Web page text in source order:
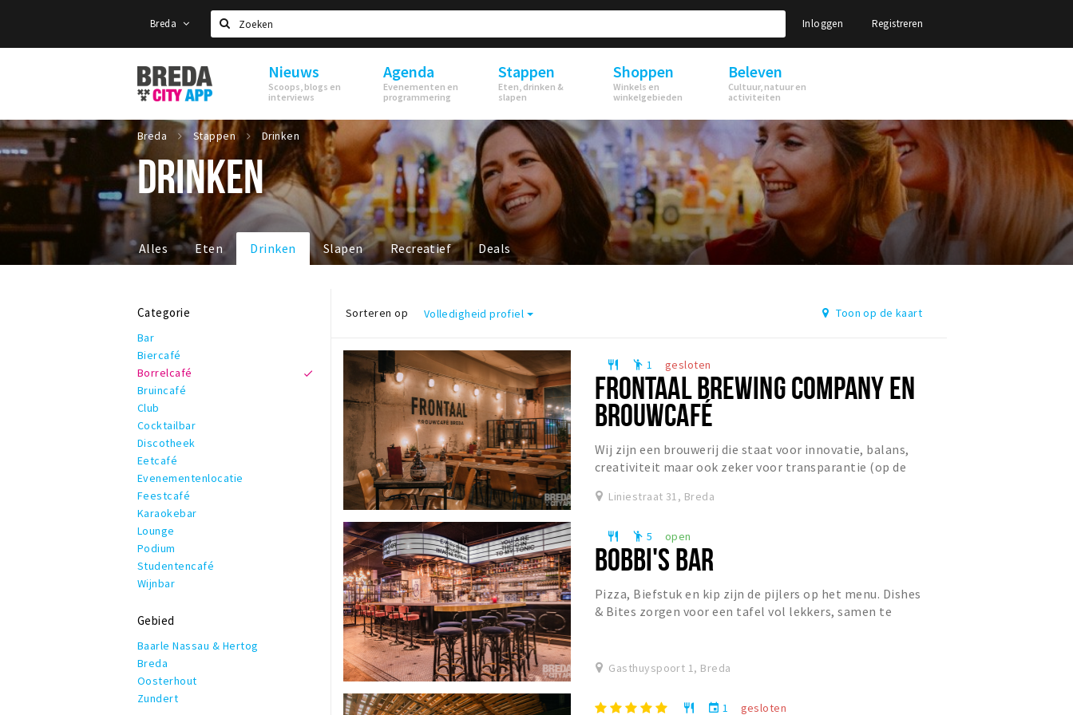
Breda
Zoeken
Inloggen Registreren
Stappen
&
Shoppen
Breda
Nieuws
Scoops, blogs en
interviews
Agenda
Evenementen en
programmering
Stappen
Eten, drinken &
slapen
Shoppen
Winkels en
winkelgebieden
Beleven
Cultuur, natuur en
activiteiten
Breda Stappen Drinken
DRINKEN
Alles Eten Drinken Slapen Recreatief Deals
Categorie
Bar
Biercafé
Borrelcafé
Bruincafé
Club
Cocktailbar
Discotheek
Eetcafé
Evenementenlocatie
Feestcafé
Karaokebar
Lounge
Podium
Studentencafé
Wijnbar
Gebied
Baarle Nassau & Hertog
Breda
Oosterhout
Zundert
Sorteren op Volledigheid profiel Toon op de kaart
restaurant emoji_people 1 gesloten
FRONTAAL BREWING COMPANY EN
BROUWCAFÉ
Wij zijn een brouwerij die staat voor innovatie, balans,
creativiteit maar ook zeker voor transparantie (op de
Liniestraat 31, Breda
restaurant emoji_people 5 open
BOBBI'S BAR
Pizza, Biefstuk en kip zijn de pijlers op het menu. Dishes
& Bites zorgen voor een tafel vol lekkers, samen te
Gasthuyspoort 1, Breda
restaurant event 1 gesloten